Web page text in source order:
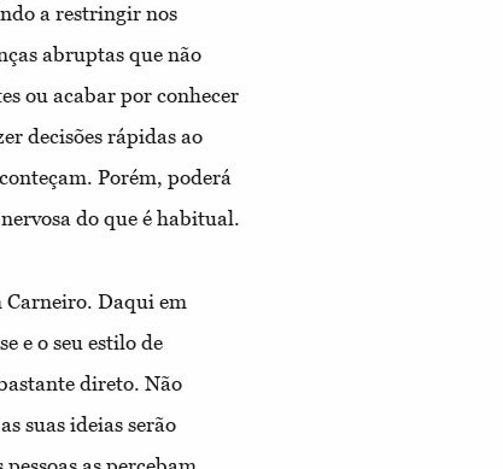
a restringir nos
abruptas que não
ou acabar por conhecer
decisões rápidas ao
Porém, poderá
do que é habitual.
Daqui em
e o seu estilo de
direto. Não
suas ideias serão